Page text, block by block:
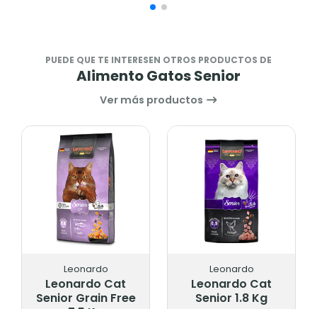
PUEDE QUE TE INTERESEN OTROS PRODUCTOS DE
Alimento Gatos Senior
Ver más productos
Leonardo
Leonardo Cat
Senior Grain Free
Leonardo
Leonardo Cat
Senior 1.8 Kg